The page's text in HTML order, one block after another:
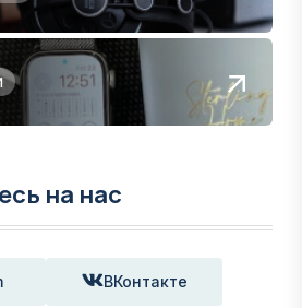
на нас
ВКонтакте